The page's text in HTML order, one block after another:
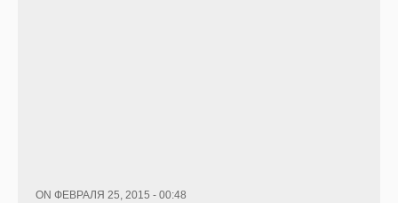
ON ФЕВРАЛЯ 25, 2015 - 00:48